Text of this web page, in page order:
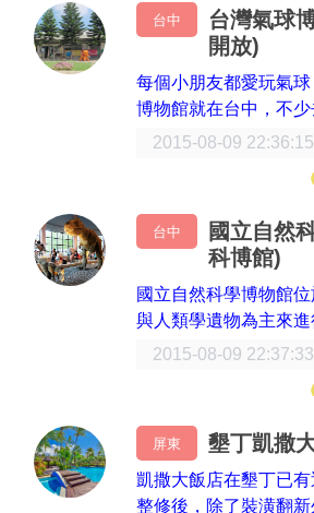
台中
台灣氣球
開放)
每個小朋友都愛玩氣
博物館就在台中，不
2015-08-09 22:36:15
台中
國立自然
科博館)
國立自然科學博物館
與人類學遺物為主來
2015-08-09 22:37:33
屏東 墾丁凱撒
凱撒大飯店在墾丁已
整修後，除了裝潢翻